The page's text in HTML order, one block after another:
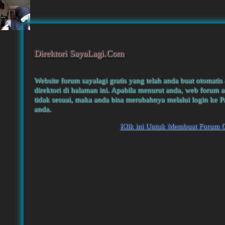
Direktori SayaLagi.Com
Website forum sayalagi gratis yang telah anda buat
direktori di halaman ini. Apabila menurut anda, web forum
tidak sesuai, maka anda bisa merubahnya melalui login ke
anda.
Klik ini Untuk Membuat Forum